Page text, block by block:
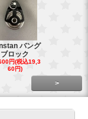
バング
ブロック
円(税込19,3
60円)
>